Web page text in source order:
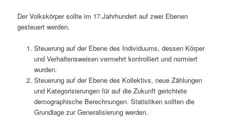
Der Volkskörper sollte im 17.Jahrhundert auf zwei Ebenen
gesteuert werden.
Steuerung auf der Ebene des Individuums, dessen Körper
und Verhaltensweisen vermehrt kontrolliert und normiert
wurden.
Steuerung auf der Ebene des Kollektivs, neue Zählungen
und Kategorisierungen für auf die Zukunft gerichtete
demographische Berechnungen. Statistiken sollten die
Grundlage zur Generalisierung werden.